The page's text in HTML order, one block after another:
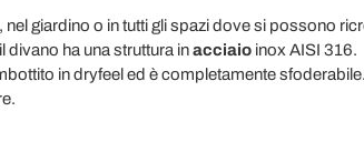
giardino o in tutti gli spazi dove si possono
divano ha una struttura inacciaioinox AISI 316.
in dryfeel ed è completamente